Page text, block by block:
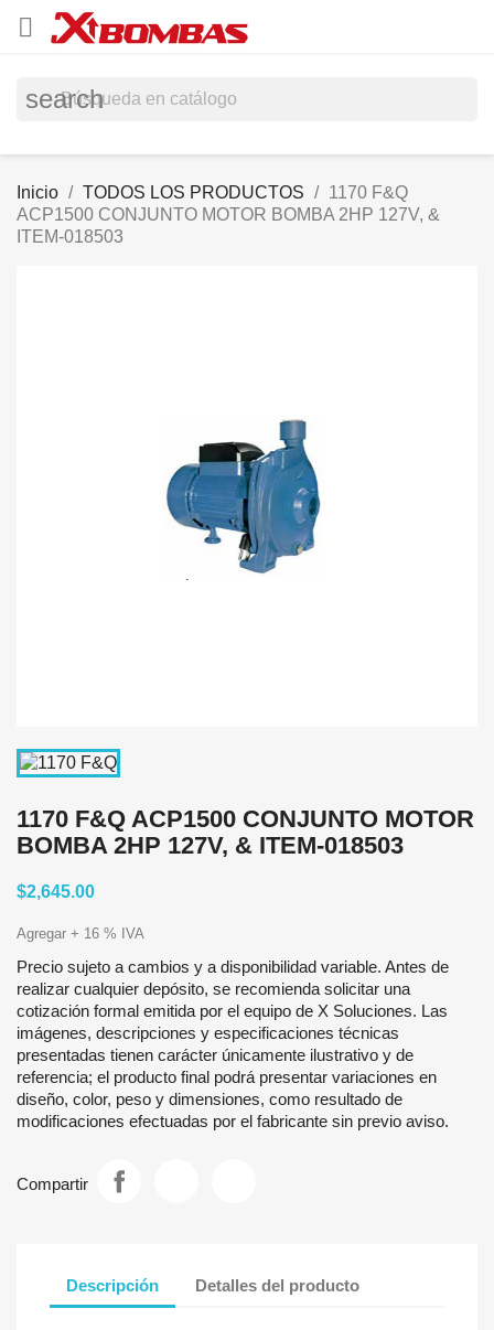

search
Inicio TODOS LOS PRODUCTOS
1170 F&Q
ACP1500 CONJUNTO MOTOR BOMBA 2HP 127V, &
ITEM-018503
1170 F&Q ACP1500 CONJUNTO MOTOR
BOMBA 2HP 127V, & ITEM-018503
$2,645.00
Agregar + 16 % IVA
Precio sujeto a cambios y a disponibilidad variable. Antes de
realizar cualquier depósito, se recomienda solicitar una
cotización formal emitida por el equipo de X Soluciones. Las
imágenes, descripciones y especificaciones técnicas
presentadas tienen carácter únicamente ilustrativo y de
referencia; el producto final podrá presentar variaciones en
diseño, color, peso y dimensiones, como resultado de
modificaciones efectuadas por el fabricante sin previo aviso.
Compartir
Descripción Detalles del producto